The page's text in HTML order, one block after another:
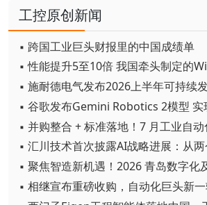
工控原创新闻
▪ 跨国工业巨头财报里的中国成绩单
▪ 并购整合 + 标准落地！7 月工业自